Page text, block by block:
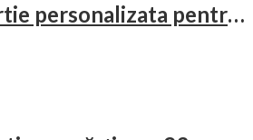
felicitare 1 martie personalizata pentru firme